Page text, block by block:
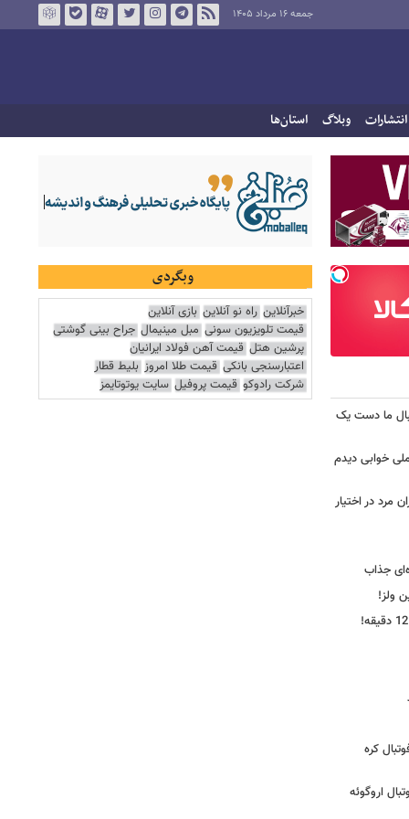
جمعه ۱۶ مرداد ۱۴۰۵
انتشارات وبلاگ استان‌ها
ما دست یک
خوابی دیدم
مرد در اختیار
جذاب
ولز!
کره
فوتبال اروگوئه
وبگردی
خبرآنلاین راه نو آنلاین بازی آنلاین
قیمت تلویزیون سونی مبل مینیمال جراح بینی گوشتی
پرشین هتل قیمت آهن فولاد ایرانیان
اعتبارسنجی بانکی قیمت طلا امروز بلیط قطار
شرکت رادوکو قیمت پروفیل سایت یوتوتایمز